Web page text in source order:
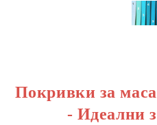
Покривки за
- Идеални